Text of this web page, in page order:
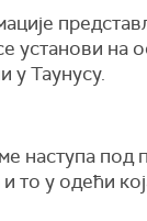
на
у Таунусу.
наступа
то у одећи